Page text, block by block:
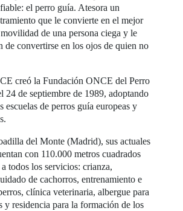
el perro guía. Atesora un
que le convierte en el mejor
de una persona ciega y le
de convertirse en los ojos de quien no
creó la Fundación ONCE del Perro
24 de septiembre de 1989, adoptando
escuelas de perros guía europeas y
del Monte (Madrid), sus actuales
con 110.000 metros cuadrados
todos los servicios: crianza,
de cachorros, entrenamiento e
clínica veterinaria, albergue para
y residencia para la formación de los